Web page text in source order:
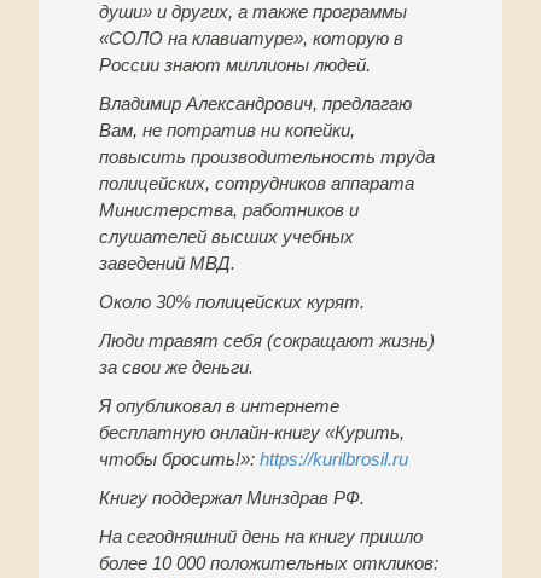
души» и других, а также программы
«СОЛО на клавиатуре», которую в
России знают миллионы людей.
Владимир Александрович, предлагаю
Вам, не потратив ни копейки,
повысить производительность труда
полицейских, сотрудников аппарата
Министерства, работников и
слушателей высших учебных
заведений МВД.
Около 30% полицейских курят.
Люди травят себя (сокращают жизнь)
за свои же деньги.
Я опубликовал в интернете
бесплатную онлайн-книгу «Курить,
чтобы бросить!»: https://kurilbrosil.ru
Книгу поддержал Минздрав РФ.
На сегодняшний день на книгу пришло
более 10 000 положительных откликов: